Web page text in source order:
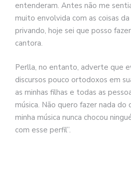
entenderam. Antes não me
muito envolvida com as coisas
privando, hoje sei que posso
cantora.
Perlla, no entanto, adverte que
discursos pouco ortodoxos em
as minhas filhas e todas as
música. Não quero fazer nada do
minha música nunca chocou
com esse perfil”.